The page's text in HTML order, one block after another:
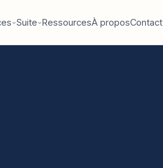
Suite RessourcesÀ proposContact